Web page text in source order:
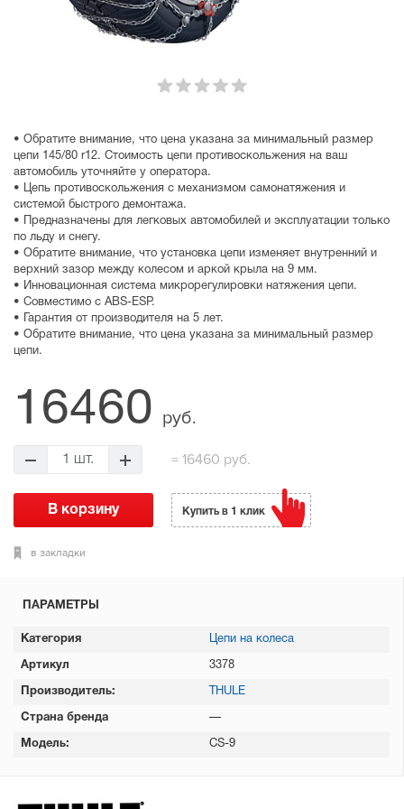
• Обратите внимание, что цена указана за минимальный размер
цепи 145/80 r12. Стоимость цепи противоскольжения на ваш
автомобиль уточняйте у оператора.
• Цепь противоскольжения с механизмом самонатяжения и
системой быстрого демонтажа.
• Предназначены для легковых автомобилей и эксплуатации только
по льду и снегу.
• Обратите внимание, что установка цепи изменяет внутренний и
верхний зазор между колесом и аркой крыла на 9 мм.
• Инновационная система микрорегулировки натяжения цепи.
• Совместимо с ABS-ESP.
• Гарантия от производителя на 5 лет.
• Обратите внимание, что цена указана за минимальный размер
цепи.
16460 руб.
= 16460 руб.
в закладки
Купить в 1 клик
ПАРАМЕТРЫ
Категория Цепи на колеса
Артикул 3378
Производитель: THULE
Страна бренда —
Модель: CS-9